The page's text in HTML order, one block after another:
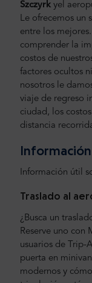
Szczyrk yel
Le ofrecemos un
entre los
comprender la
costos de
factores ocultos
nosotros le
viaje de regreso
ciudad, los
distancia
Información útil
Traslado al
¿Busca un
Reserve uno con
usuarios de Trip-
puerta en
modernos y